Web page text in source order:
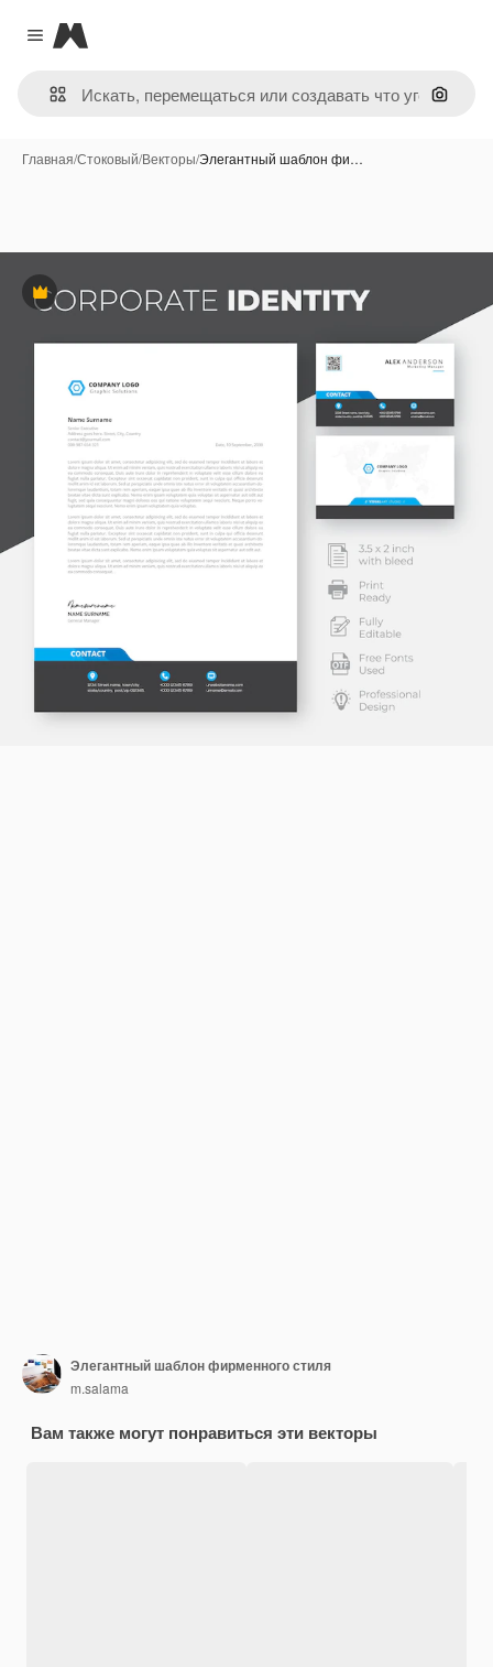
Close menu
Magnific
Поиск
Главная/Стоковый/Векторы/Элегантный шаблон фи…
Премиум
Элегантный шаблон фирменного стиля
m.salama
Вам также могут понравиться эти векторы